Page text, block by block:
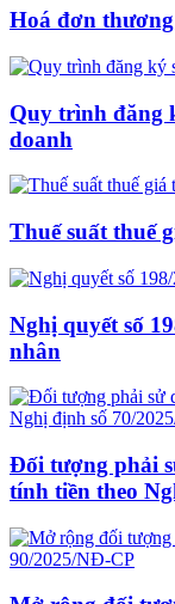
Hoá đơn
Quy trình đăng
doanh
Thuế suất thuế
Nghị quyết số
nhân
Đối tượng phải
tính tiền theo